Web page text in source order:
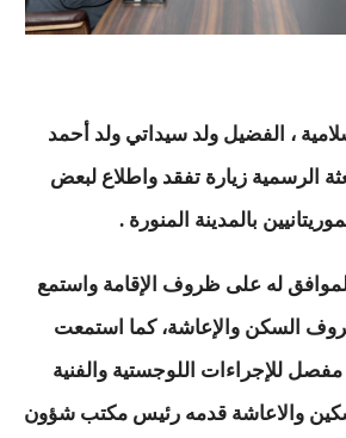
، الفضيل ولد سيداتي ولد أحمد
الرسمية زيارة تفقد واطلاع لبعض
بالمدينة المنورة .
له على ظروف الإقامة واستمع
السكن والإعاشة، كما استمعت
للإجراءات اللوجستية والفنية
والاعاشة قدمه رئيس مكتب شؤون